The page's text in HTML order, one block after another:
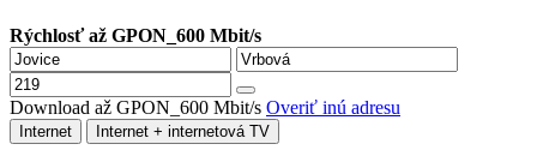
Rýchlosť až GPON_600 Mbit/s
Download až GPON_600 Mbit/s Overiť inú adresu
Internet Internet + internetová TV